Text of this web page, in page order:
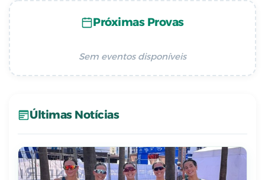
Próximas Provas
Sem eventos disponíveis
Últimas Notícias